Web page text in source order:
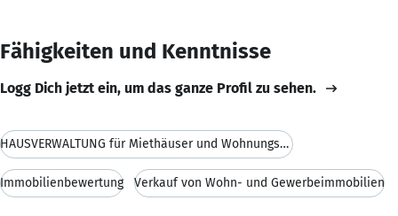
Fähigkeiten und Kenntnisse
Logg Dich jetzt ein, um das ganze Profil zu sehen.
HAUSVERWALTUNG für Miethäuser und Wohnungseigentüm
Immobilienbewertung Verkauf von Wohn- und Gewerbeimmobilien